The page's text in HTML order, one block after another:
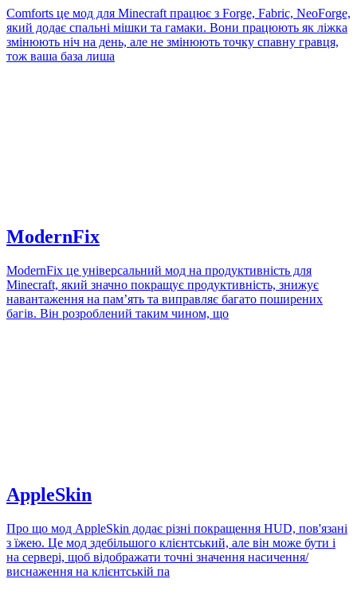
Comforts це мод для Minecraft працює з Forge, Fabric, NeoForge,
який додає спальні мішки та гамаки. Вони працюють як ліжка
змінюють ніч на день, але не змінюють точку спавну гравця,
тож ваша база лиша
ModernFix
ModernFix це універсальний мод на продуктивність для
Minecraft, який значно покращує продуктивність, знижує
навантаження на пам’ять та виправляє багато поширених
багів. Він розроблений таким чином, що
AppleSkin
Про що мод AppleSkin додає різні покращення HUD, пов'язані
з їжею. Це мод здебільшого клієнтський, але він може бути і
на сервері, щоб відображати точні значення насичення/
виснаження на клієнтській па